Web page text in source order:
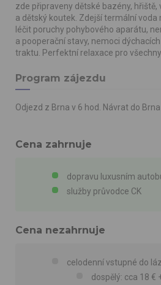
zde připraveny dětské bazény,
a dětský koutek. Zdejší termální voda
léčit poruchy pohybového aparátu,
a pooperační stavy, nemoci
traktu. Perfektní relaxace pro
Program zájezdu
Odjezd z Brna v 6 hod. Návrat do Brna
Cena zahrnuje
dopravu luxusním
služby průvodce CK
Cena nezahrnuje
celodenní vstupné do
dospělý: cca 18 €